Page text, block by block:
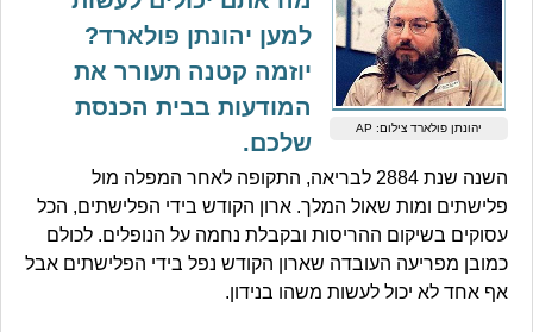
יהונתן פולארד צילום: AP
למען יהונתן פולארד?
יוזמה קטנה תעורר את
המודעות בבית הכנסת
שלכם.
השנה שנת 2884 לבריאה, התקופה לאחר המפלה מול
פלישתים ומות שאול המלך. ארון הקודש בידי הפלישתים, הכל
עסוקים בשיקום ההריסות ובקבלת נחמה על הנופלים. לכולם
כמובן מפריעה העובדה שארון הקודש נפל בידי הפלישתים אבל
אף אחד לא יכול לעשות משהו בנידון.